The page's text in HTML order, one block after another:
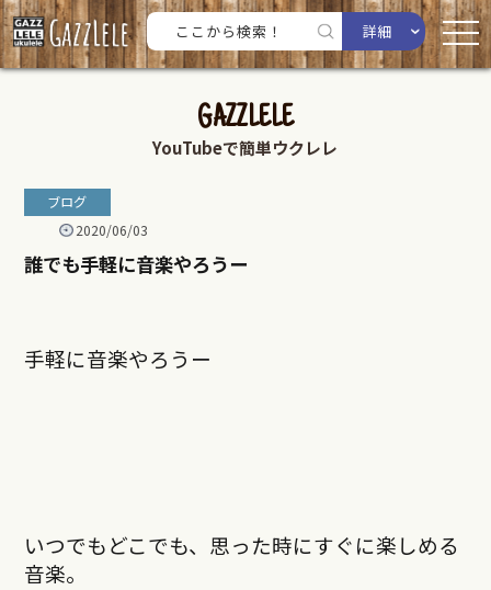
詳細
GAZZLELE
YouTubeで簡単ウクレレ
ブログ
2020/06/03
誰でも手軽に音楽やろうー
手軽に音楽やろうー
いつでもどこでも、思った時にすぐに楽しめる
音楽。